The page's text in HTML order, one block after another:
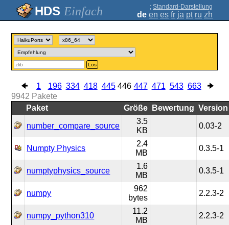
Einfach ; Standard-Darstellung
de en es fr ja pt ru zh
Los
1 196 334 418 445 446 447 471 543 663
9942 Pakete
Paket
Größe Bewertung Version
number_compare_source
3.5
KB
0.03-2
Numpty Physics
2.4
MB
0.3.5-1
numptyphysics_source
1.6
MB
0.3.5-1
numpy
962
bytes
2.2.3-2
numpy_python310
11.2
MB
2.2.3-2